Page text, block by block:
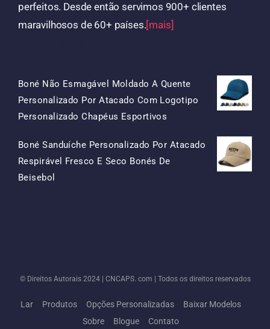
perfeitos. Desde então servimos 900+ clientes
maravilhosos de 60+ países.[mais]
Boné Não Esmagável Moldado A Quente
Personalizado Por Atacado Com Logotipo
Personalizado Chapéus Esportivos
Original
Era:
Atual
É:
Boné Sanduíche Personalizado Por Atacado
Respirável Fresco E Seco Bonés De
Beisebol
© Direitos Autorais 2024 | CNCAPS. com | Todos os direitos reservados
Lar Produtos Opções Personalizadas
Baixar Modelos
Sobre
Blogue Contato